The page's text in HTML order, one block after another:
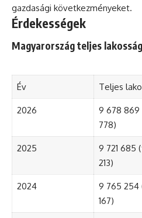
gazdasági következményeket.
Érdekességek
Magyarország teljes
Év Teljes
2026
9 678 869
778)
2025
9 721 685
213)
2024
9 765 254
167)